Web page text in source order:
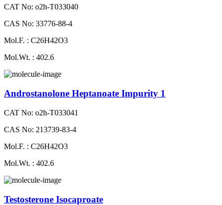
CAT No: o2h-T033040
CAS No: 33776-88-4
Mol.F. : C26H42O3
Mol.Wt. : 402.6
Androstanolone Heptanoate Impurity 1
CAT No: o2h-T033041
CAS No: 213739-83-4
Mol.F. : C26H42O3
Mol.Wt. : 402.6
Testosterone Isocaproate